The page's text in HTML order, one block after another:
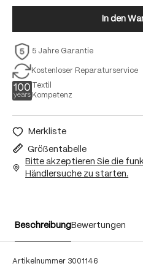
In den
5 Jahre Garantie
Kostenloser Reparaturservice
Textil
Kompetenz
Merkliste
Größentabelle
Bitte akzeptieren Sie die
Händlersuche zu starten.
BeschreibungBewertungen
Artikelnummer 3001146